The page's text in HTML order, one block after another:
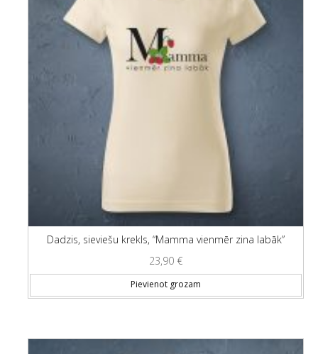
Dadzis, sieviešu krekls, “Mamma vienmēr zina labāk”
23,90 €
Pievienot grozam